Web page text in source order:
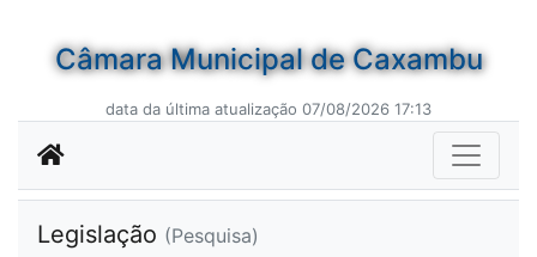
Câmara Municipal de Caxambu
data da última atualização 07/08/2026 17:13
Legislação (Pesquisa)